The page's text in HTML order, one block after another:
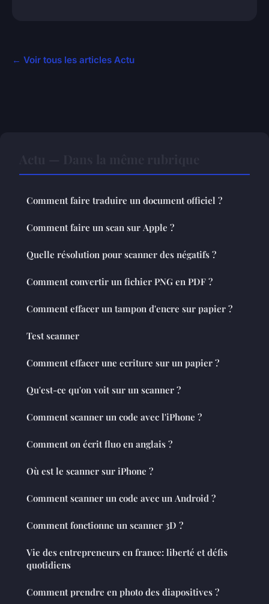
← Voir tous les articles Actu
Comment faire traduire un document officiel ?
Comment faire un scan sur Apple ?
Quelle résolution pour scanner des négatifs ?
Comment convertir un fichier PNG en PDF ?
Comment effacer un tampon d'encre sur papier ?
Test scanner
Comment effacer une ecriture sur un papier ?
Qu'est-ce qu'on voit sur un scanner ?
Comment scanner un code avec l'iPhone ?
Comment on écrit fluo en anglais ?
Où est le scanner sur iPhone ?
Comment scanner un code avec un Android ?
Comment fonctionne un scanner 3D ?
Vie des entrepreneurs en france: liberté et défis
quotidiens
Comment prendre en photo des diapositives ?